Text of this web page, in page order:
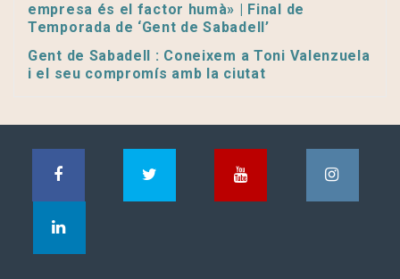
empresa és el factor humà» | Final de
Temporada de ‘Gent de Sabadell’
Gent de Sabadell : Coneixem a Toni Valenzuela
i el seu compromís amb la ciutat